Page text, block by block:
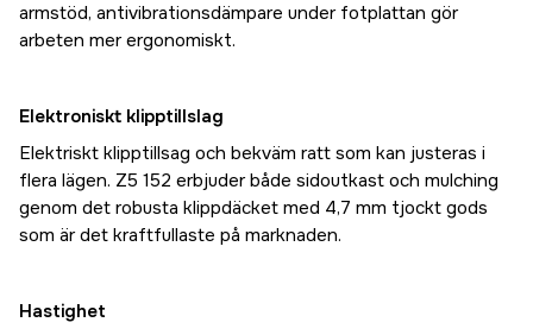
armstöd, antivibrationsdämpare under fotplattan gör
arbeten mer ergonomiskt.
Elektroniskt klipptillslag
Elektriskt klipptillsag och bekväm ratt som kan justeras i
flera lägen. Z5 152 erbjuder både sidoutkast och mulching
genom det robusta klippdäcket med 4,7 mm tjockt gods
som är det kraftfullaste på marknaden.
Hastighet